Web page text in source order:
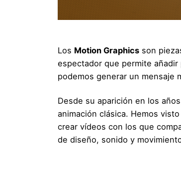
Los Motion Graphics son
espectador que permite
podemos generar un mensaje
Desde su aparición en los
animación clásica. Hemos
crear vídeos con los que
de diseño, sonido y